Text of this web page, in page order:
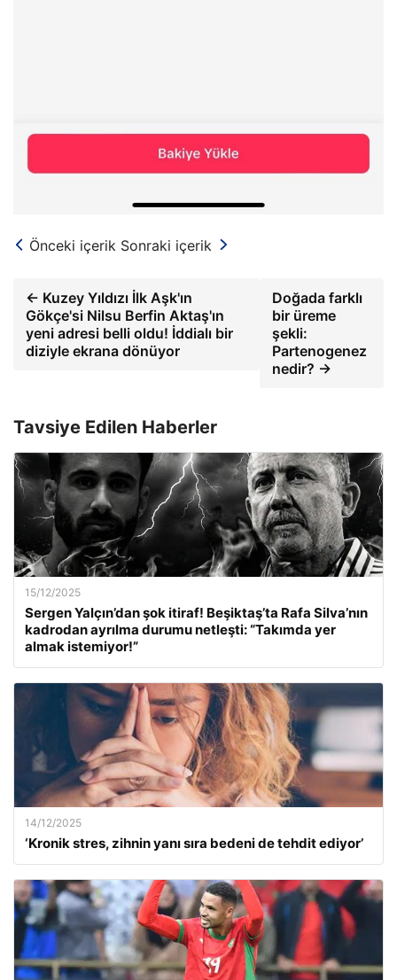
Önceki içerik Sonraki içerik
← Kuzey Yıldızı İlk Aşk'ın
Gökçe'si Nilsu Berfin Aktaş'ın
yeni adresi belli oldu! İddialı bir
diziyle ekrana dönüyor
Doğada farklı
bir üreme
şekli:
Partenogenez
nedir? →
Tavsiye Edilen Haberler
15/12/2025
Sergen Yalçın’dan şok itiraf! Beşiktaş’ta Rafa Silva’nın
kadrodan ayrılma durumu netleşti: “Takımda yer
almak istemiyor!”
14/12/2025
‘Kronik stres, zihnin yanı sıra bedeni de tehdit ediyor’